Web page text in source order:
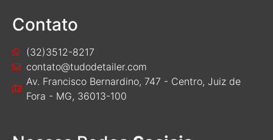
Contato
(32)3512-8217
contato@tudodetailer.com
Av. Francisco Bernardino, 747 - Centro, Juiz de
Fora - MG, 36013-100